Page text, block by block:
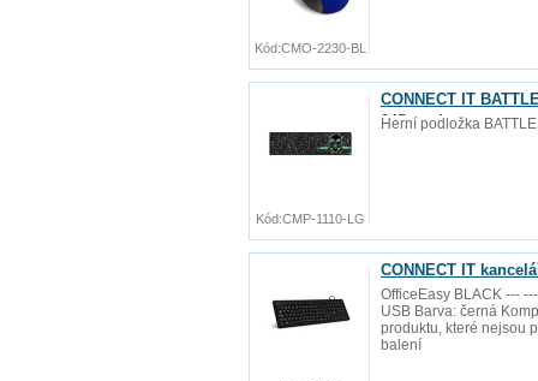
Kód:CMO-2230-BL
CONNECT IT
245 mm)
Herní podložka
Kód:CMP-1110-LG
CONNECT IT
OfficeEasy BLACK ---
USB Barva: černá
produktu, které nejsou
balení